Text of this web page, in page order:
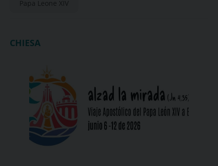
Papa Leone XIV
CHIESA